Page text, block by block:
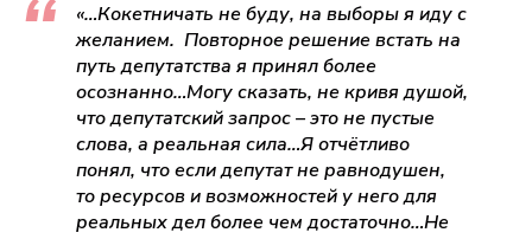
«…Кокетничать не буду, на выборы я иду с
желанием. Повторное решение встать на
путь депутатства я принял более
осознанно…Могу сказать, не кривя душой,
что депутатский запрос – это не пустые
слова, а реальная сила…Я отчётливо
понял, что если депутат не равнодушен,
то ресурсов и возможностей у него для
реальных дел более чем достаточно…Не